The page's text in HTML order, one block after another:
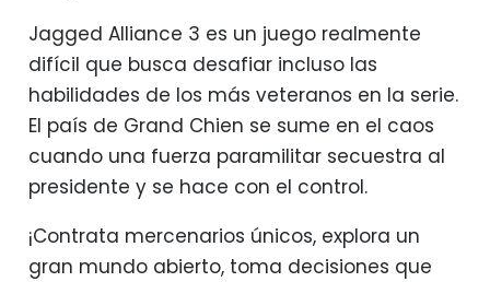
Jagged Alliance 3 es un juego realmente
difícil que busca desafiar incluso las
habilidades de los más veteranos en la serie.
El país de Grand Chien se sume en el caos
cuando una fuerza paramilitar secuestra al
presidente y se hace con el control.
¡Contrata mercenarios únicos, explora un
gran mundo abierto, toma decisiones que